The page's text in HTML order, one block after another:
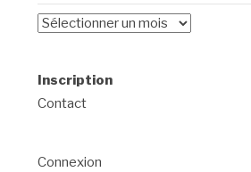
Archives
Inscription
Contact
Connexion